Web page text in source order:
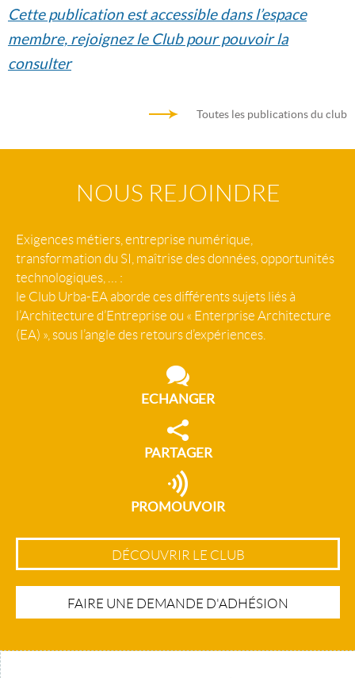
Cette publication est accessible dans l’espace
membre, rejoignez le Club pour pouvoir la
consulter
Toutes les publications du club
NOUS REJOINDRE
Exigences métiers, entreprise numérique,
transformation du SI, maîtrise des données, opportunités
technologiques, … :
le Club Urba-EA aborde ces différents sujets liés à
l’Architecture d’Entreprise ou « Enterprise Architecture
(EA) », sous l’angle des retours d’expériences.
ECHANGER
PARTAGER
PROMOUVOIR
DÉCOUVRIR LE CLUB
FAIRE UNE DEMANDE D'ADHÉSION